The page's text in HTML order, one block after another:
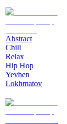
Abstract
Chill
Relax
Hip Hop
Yevhen
Lokhmatov